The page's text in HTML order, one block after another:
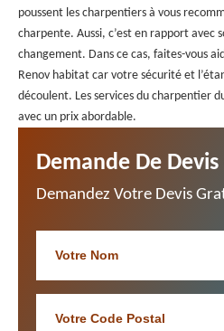
poussent les charpentiers à vous
charpente. Aussi, c’est en rapport avec
changement. Dans ce cas, faites-vous
Renov habitat car votre sécurité et
découlent. Les services du charpentier
avec un prix abordable.
Demande De
Demandez Votre Devis